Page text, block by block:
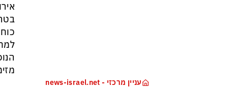
עניין מרכזי - news-israel.net